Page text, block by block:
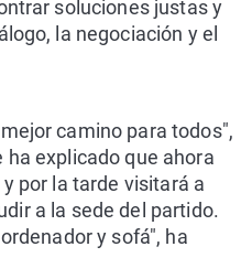
soluciones justas y
la negociación y el
camino para todos",
ha explicado que ahora
por la tarde visitará a
a la sede del partido.
y sofá", ha